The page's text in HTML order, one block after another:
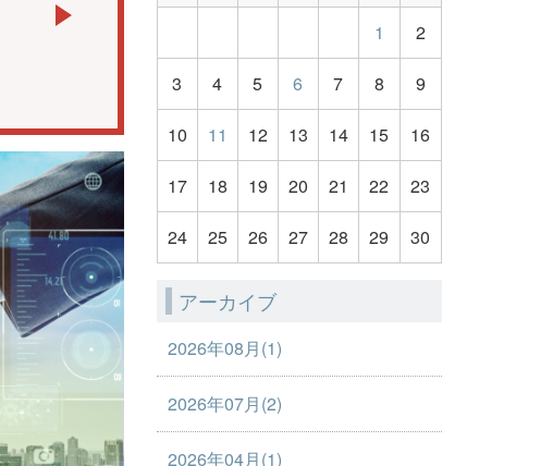
1 2
3 4 5 6 7 8 9
10 11 12 13 14 15 16
17 18 19 20 21 22 23
24 25 26 27 28 29 30
アーカイブ
2026年08月(1)
2026年07月(2)
2026年04月(1)